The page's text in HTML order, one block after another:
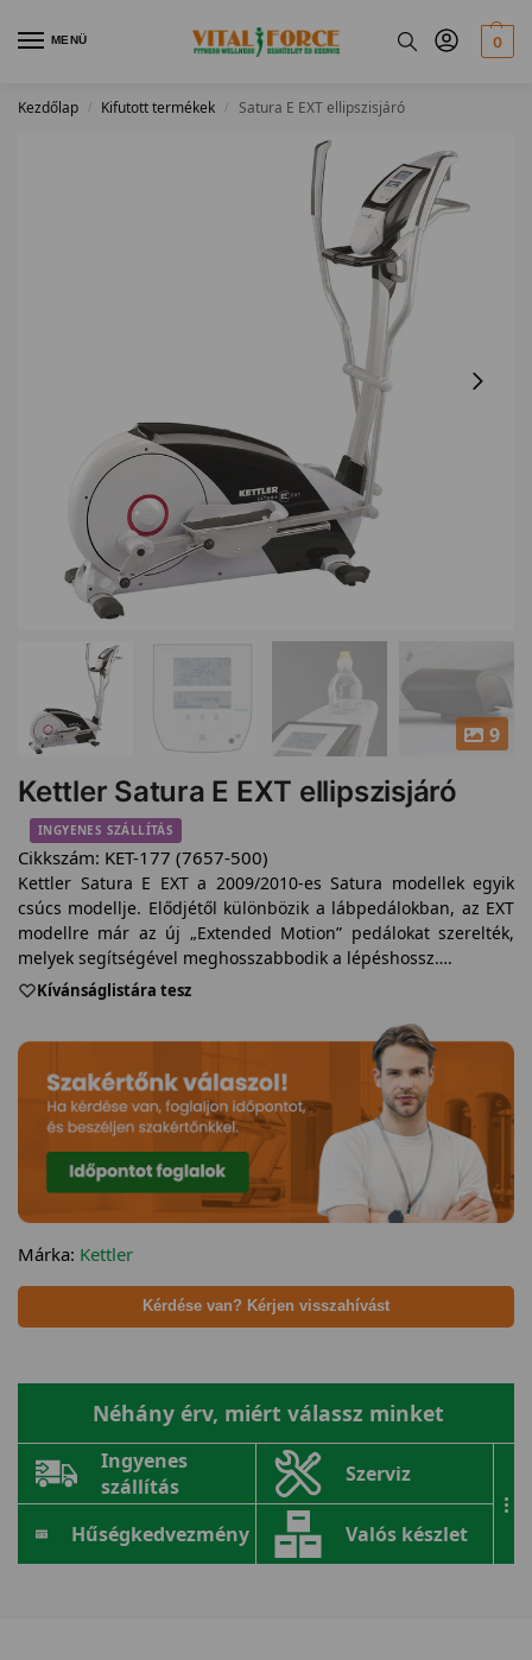
MENÜ 0
Kezdőlap / Kifutott termékek / Satura E EXT ellipszisjáró
9
Kettler Satura E EXT ellipszisjáró
INGYENES SZÁLLÍTÁS
Cikkszám: KET-177 (7657-500)
Kettler Satura E EXT a 2009/2010-es Satura modellek egyik
csúcs modellje. Elődjétől különbözik a lábpedálokban, az EXT
modellre már az új „Extended Motion” pedálokat szerelték,
melyek segítségével meghosszabbodik a lépéshossz….
Kívánságlistára tesz
Márka: Kettler
Kérdése van? Kérjen visszahívást
Néhány érv, miért válassz minket
Ingyenes
szállítás
Szerviz
Hűségkedvezmény Valós készlet
...